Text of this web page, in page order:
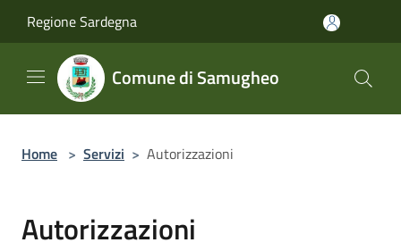
Regione Sardegna
Comune di Samugheo
Home > Servizi > Autorizzazioni
Autorizzazioni